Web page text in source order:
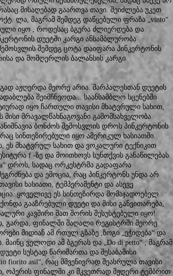
მისაღებად გაართვა თავი. შეიძლება უკეთ
ლა, მაგრამ შემდეგ დაწყებული ფრაზა „vinto“
იყო , როდესაც ბგერა ძლიერდება და
დუეტში კარგი ანსამბლურობა
შემდეგ ცოტა დაიფარა პინკერტონის
და მომღერლის ბალანსის კარგი
აჟღერდა მეორე არია. შარპალესთან დუეტის
შეიმჩნეოდა... საანსამბლო სცენებში
იყო ჩართული თავისი მხატვრული სახით,
მრავალწახნაგოვანი გამომსახველობა
ბონძოს შემოსვლის დროს პინკერტონის
სინთეზირებული იყო ამერიკულ ხასიათში.
ეს მხატვრულ სახით და ვოკალური ტექნიკით
f -ზე და მოითხოვს სუნთქვის განაწილებას.
დროს, სადაც ორკესტრმა გადაფარა
და ემოცია, რაც პინკერტონს უნდა არ
ხასიათი, ტემპერამენტი და ასევე
ყოველივე ეს სინთეზირდა მომაჯადოებელ
გააზრებული დუეტი და მისი განვითარება,
კავშირი მათ შორის შესუსტებული იყო!
გარდა, ფინალში მაღალი რეგისტრში მეორე
მიდიან ამ რთულ გზაზე ,ზოგი „ეჭიდება“ და
ველოდი ამ ბგერას და „Do di petto“ , მაგრამ
სუსტად წარიმართა და შესაბამისი
fiorito asil“, რაც მშვენივრად შეასრულა თავისი
ოპერის ფინალში კი მკვეთრად მჟღერი ტემბრით